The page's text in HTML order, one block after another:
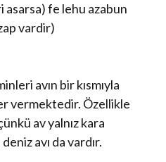
asarsa) fe lehu azabun
vardir)
avın bir kısmıyla
vermektedir. Özellikle
av yalnız kara
avı da vardır.